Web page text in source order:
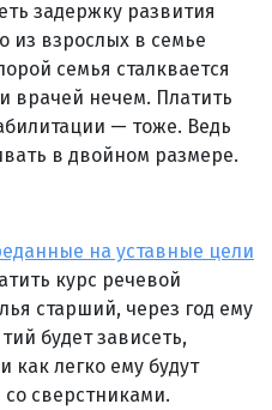
задержку развития
из взрослых в семье
семья сталквается
врачей нечем. Платить
— тоже. Ведь
в двойном размере.
на уставные цели
курс речевой
старший, через год ему
будет зависеть,
как легко ему будут
сверстниками.